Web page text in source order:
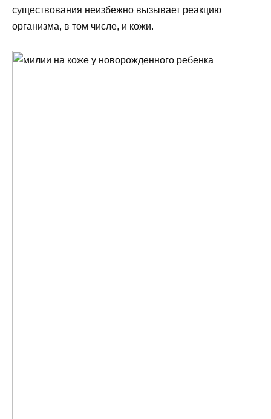
существования неизбежно вызывает реакцию
организма, в том числе, и кожи.